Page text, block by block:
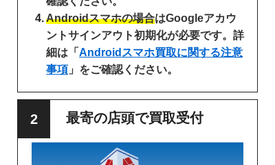
Androidスマホの場合はGoogleアカウ
ントサインアウト初期化が必要です。詳
細は「 Androidスマホ買取に関する注意
事項 」をご確認ください。
最寄の店頭で買取受付